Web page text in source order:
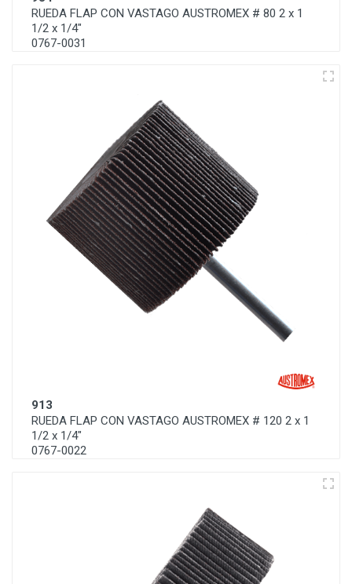
RUEDA FLAP CON VASTAGO AUSTROMEX # 80 2 x 1
1/2 x 1/4"
0767-0031
913
RUEDA FLAP CON VASTAGO AUSTROMEX # 120 2 x 1
1/2 x 1/4"
0767-0022